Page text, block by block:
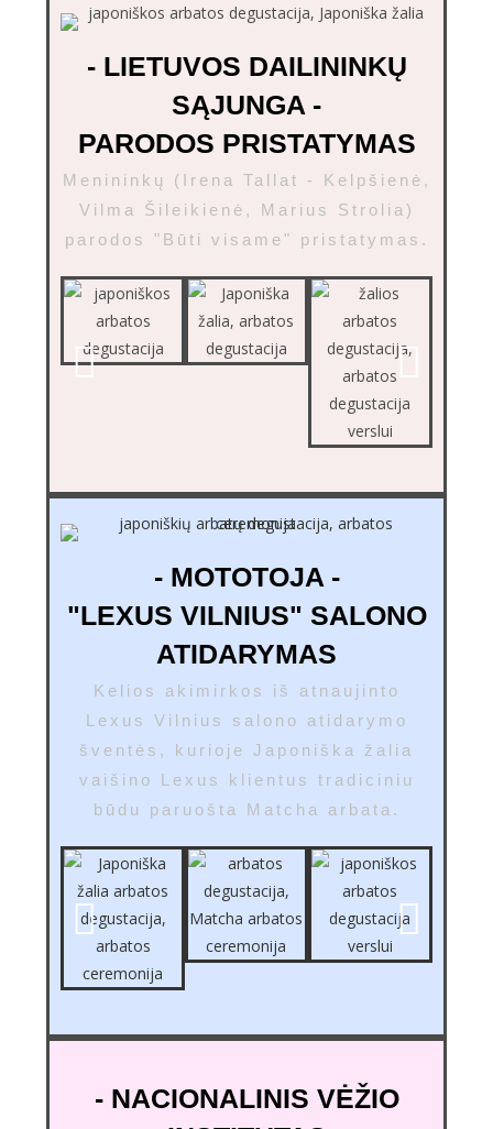
- LIETUVOS DAILININKŲ
SĄJUNGA -
PARODOS PRISTATYMAS
Menininkų (Irena Tallat - Kelpšienė,
Vilma Šileikienė, Marius Strolia)
parodos "Būti visame" pristatymas.
- MOTOTOJA -
"LEXUS VILNIUS" SALONO
ATIDARYMAS
Kelios akimirkos iš atnaujinto
Lexus Vilnius salono atidarymo
šventės, kurioje Japoniška žalia
vaišino Lexus klientus tradiciniu
būdu paruošta Matcha arbata.
- NACIONALINIS VĖŽIO